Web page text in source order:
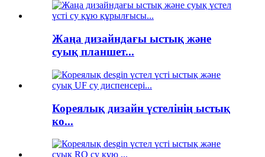
Жаңа дизайндағы ыстық және
суық планшет...
Кореялық дизайн үстелінің ыстық
ко...